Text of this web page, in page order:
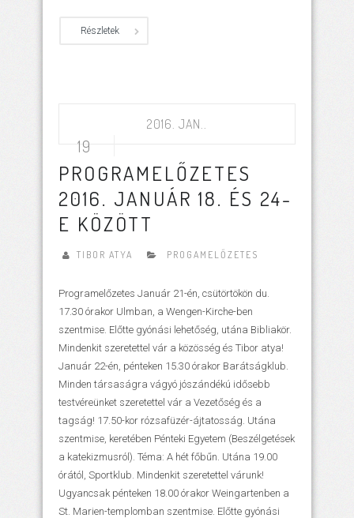
Részletek
2016. JAN..
19
PROGRAMELŐZETES
2016. JANUÁR 18. ÉS 24-
E KÖZÖTT
TIBOR ATYA PROGAMELŐZETES
Programelőzetes Január 21-én, csütörtökön du.
17.30 órakor Ulmban, a Wengen-Kirche-ben
szentmise. Előtte gyónási lehetőség, utána Bibliakör.
Mindenkit szeretettel vár a közösség és Tibor atya!
Január 22-én, pénteken 15.30 órakor Barátságklub.
Minden társaságra vágyó jószándékú idősebb
testvéreünket szeretettel vár a Vezetőség és a
tagság! 17.50-kor rózsafüzér-ájtatosság. Utána
szentmise, keretében Pénteki Egyetem (Beszélgetések
a katekizmusról). Téma: A hét főbűn. Utána 19.00
órától, Sportklub. Mindenkit szeretettel várunk!
Ugyancsak pénteken 18.00 órakor Weingartenben a
St. Marien-templomban szentmise. Előtte gyónási